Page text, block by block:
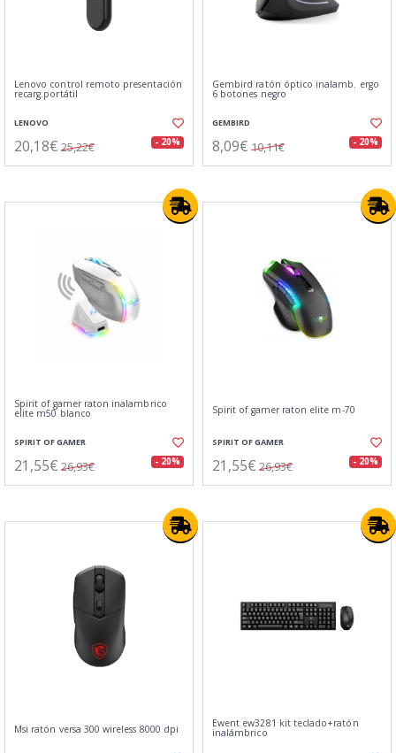
Lenovo control remoto presentación
recarg.portátil
LENOVO
20,18€ 25,22€ - 20%
Gembird ratón óptico inalamb. ergo
6 botones negro
GEMBIRD
8,09€ 10,11€ - 20%
Spirit of gamer raton inalambrico
elite m50 blanco
SPIRIT OF GAMER
21,55€ 26,93€ - 20%
Spirit of gamer raton elite m-70
SPIRIT OF GAMER
21,55€ 26,93€ - 20%
Msi ratón versa 300 wireless 8000 dpi Ewent ew3281 kit teclado+ratón
inalámbrico